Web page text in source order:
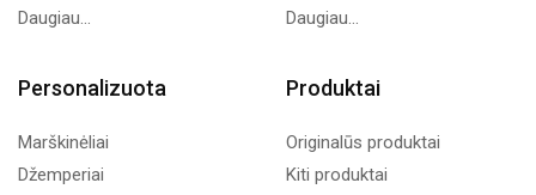
Daugiau...
Daugiau...
Personalizuota
Marškinėliai
Džemperiai
Produktai
Originalūs produktai
Kiti produktai